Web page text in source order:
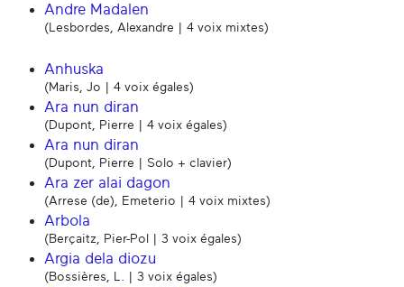
Andre Madalen
(Lesbordes, Alexandre | 4 voix mixtes)
Anhuska
(Maris, Jo | 4 voix égales)
Ara nun diran
(Dupont, Pierre | 4 voix égales)
Ara nun diran
(Dupont, Pierre | Solo + clavier)
Ara zer alai dagon
(Arrese (de), Emeterio | 4 voix mixtes)
Arbola
(Berçaitz, Pier-Pol | 3 voix égales)
Argia dela diozu
(Bossières, L. | 3 voix égales)